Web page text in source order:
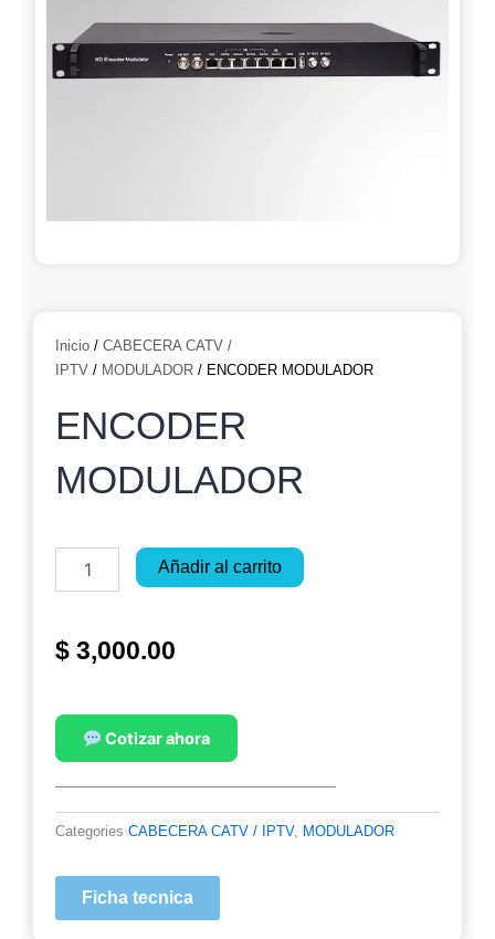
Inicio / CABECERA CATV /
IPTV / MODULADOR / ENCODER MODULADOR
ENCODER
MODULADOR
MODULADOR
Añadir al carrito
$ 3,000.00
Cotizar ahora
Categories CABECERA CATV / IPTV, MODULADOR
Ficha tecnica